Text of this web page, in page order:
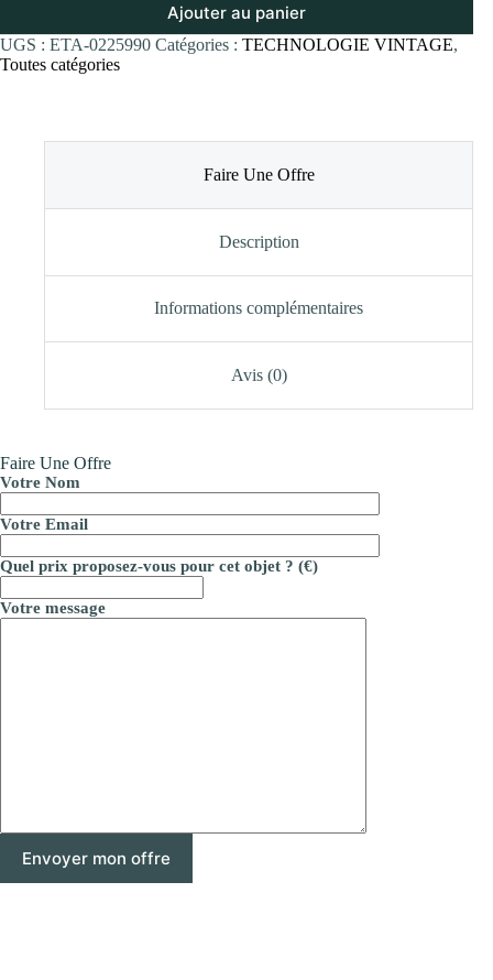
Ajouter au panier
UGS : ETA-0225990 Catégories : TECHNOLOGIE VINTAGE,
Toutes catégories
Faire Une Offre
Description
Informations complémentaires
Avis (0)
Faire Une Offre
Votre Nom
Votre Email
Quel prix proposez-vous pour cet objet ? (€)
Votre message